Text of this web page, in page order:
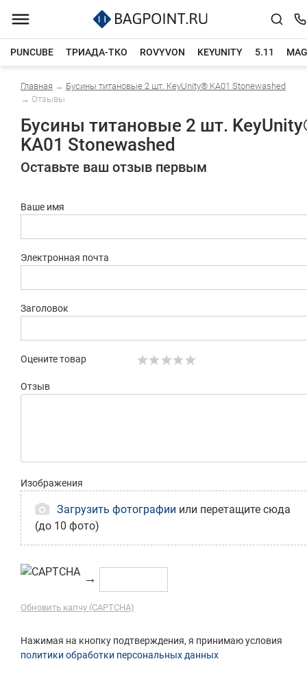
PUNCUBE ТРИАДА-ТКО ROVYVON KEYUNITY 5.11
Каталог товаров
Главная → Бусины титановые 2 шт. KeyUnity® KA01 Stonewashed
→ Отзывы
Бусины титановые 2 шт.
KA01 Stonewashed
Оставьте ваш отзыв первым
Ваше имя
Электронная почта
Заголовок
Оцените товар
Отзыв
Изображения
Загрузить фотографии или перетащите сюда
(до 10 фото)
→
Обновить капчу (CAPTCHA)
Нажимая на кнопку подтверждения, я принимаю условия
политики обработки персональных данных